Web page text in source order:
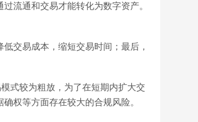
流通和交易才能转化为数字资产。
交易成本，缩短交易时间；最后，
式较为粗放，为了在短期内扩大交
权等方面存在较大的合规风险。